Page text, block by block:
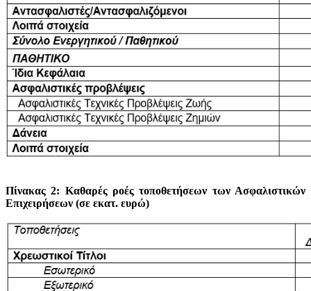
Πίνακας 2: Καθαρές ροές τοποθετήσεων των Ασφαλιστικών
Επιχειρήσεων (σε εκατ. ευρώ)